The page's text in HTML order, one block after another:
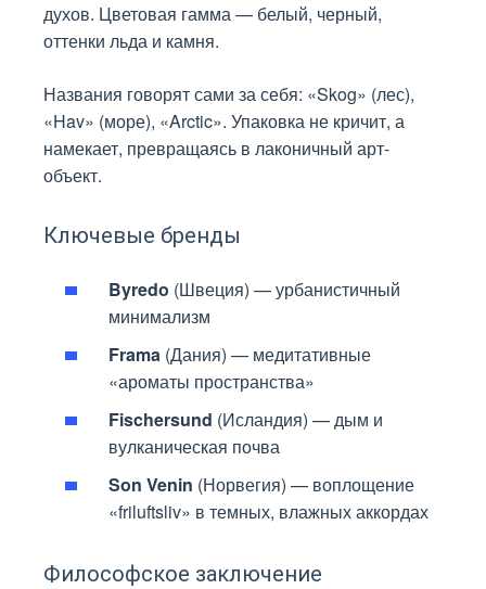
духов. Цветовая гамма — белый, черный,
оттенки льда и камня.
Названия говорят сами за себя: «Skog» (лес),
«Hav» (море), «Arctic». Упаковка не кричит, а
намекает, превращаясь в лаконичный арт-
объект.
Ключевые бренды
Byredo (Швеция) — урбанистичный
минимализм
Frama (Дания) — медитативные
«ароматы пространства»
Fischersund (Исландия) — дым и
вулканическая почва
Son Venin (Норвегия) — воплощение
«friluftsliv» в темных, влажных аккордах
Философское заключение